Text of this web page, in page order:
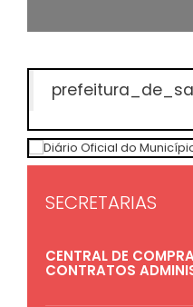
SECRETARIAS
CENTRAL DE
CONTRATOS